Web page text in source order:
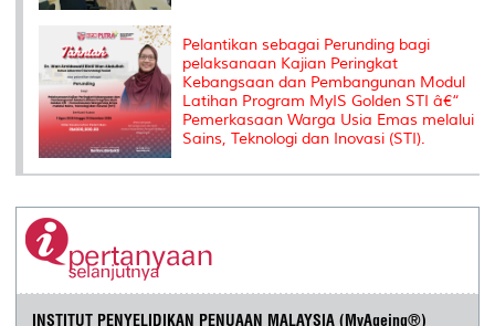
Pelantikan sebagai Perunding bagi
pelaksanaan Kajian Peringkat
Kebangsaan dan Pembangunan Modul
Latihan Program MyIS Golden STI â€“
Pemerkasaan Warga Usia Emas melalui
Sains, Teknologi dan Inovasi (STI).
INSTITUT PENYELIDIKAN PENUAAN MALAYSIA (MyAgeing®)